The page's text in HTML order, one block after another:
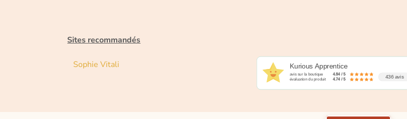
Sites recommandés
Sophie Vitali Kurious Apprentice
avis sur la boutique 4.84 / 5
évaluation du produit 4.74 / 5 436 avis